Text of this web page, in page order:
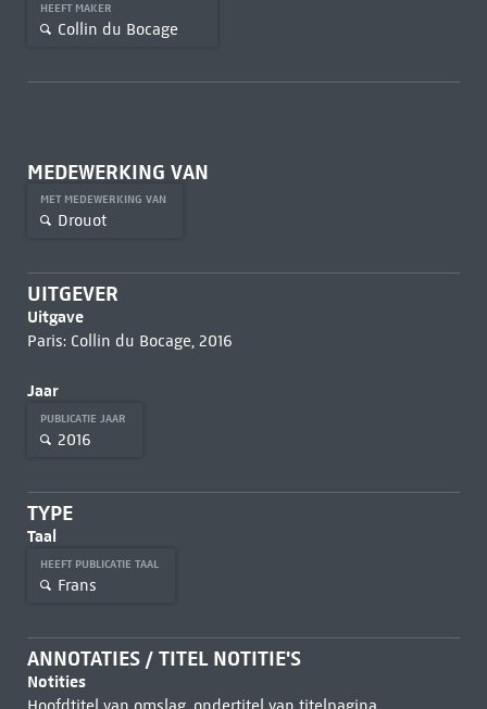
HEEFT MAKER
Collin du Bocage
MEDEWERKING VAN
MET MEDEWERKING VAN
Drouot
UITGEVER
Uitgave
Paris: Collin du Bocage, 2016
Jaar
PUBLICATIE JAAR
2016
TYPE
Taal
HEEFT PUBLICATIE TAAL
Frans
ANNOTATIES / TITEL NOTITIE'S
Notities